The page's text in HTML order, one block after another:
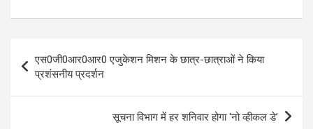
at
s
A
p
ce
b
o
o
k
e
gr
a
m
ail ar
navigation
एस0जी0आर0आर0 एजुकेशन मिशन के छात्र-छात्राओं ने किया
प्रशंसनीय प्रदर्शन
सूचना विभाग में हर शनिवार होगा ‘नो व्हीकल डे’